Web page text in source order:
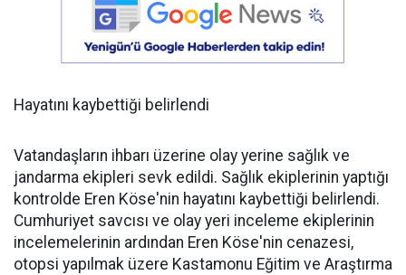
Hayatını kaybettiği belirlendi
Vatandaşların ihbarı üzerine olay yerine sağlık ve
jandarma ekipleri sevk edildi. Sağlık ekiplerinin yaptığı
kontrolde Eren Köse'nin hayatını kaybettiği belirlendi.
Cumhuriyet savcısı ve olay yeri inceleme ekiplerinin
incelemelerinin ardından Eren Köse'nin cenazesi,
otopsi yapılmak üzere Kastamonu Eğitim ve Araştırma